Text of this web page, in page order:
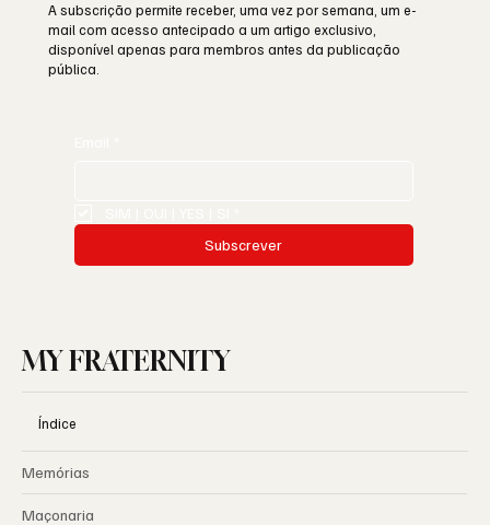
A subscrição permite receber, uma vez por semana, um e-
mail com acesso antecipado a um artigo exclusivo,
disponível apenas para membros antes da publicação
pública.
Subscrever
MY FRATERNITY
Índice
Memórias
Maçonaria